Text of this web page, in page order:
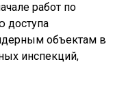
работ по
доступа
объектам в
инспекций,